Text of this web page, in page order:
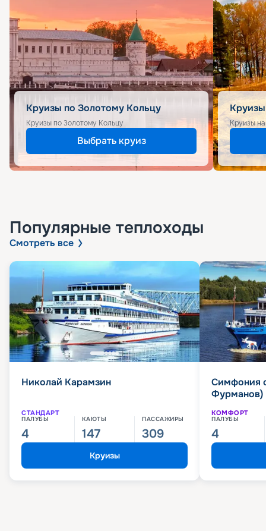
Круизы по Золотому Кольцу
Круизы по Золотому Кольцу
Выбрать круиз
Круизы
Популярные теплоходы
Смотреть все
Николай Карамзин
СТАНДАРТ
ПАЛУБЫ
4
КАЮТЫ
147
ПАССАЖИРЫ
309
Круизы
Симфония
Фурманов)
КОМФОРТ
ПАЛУБЫ
4